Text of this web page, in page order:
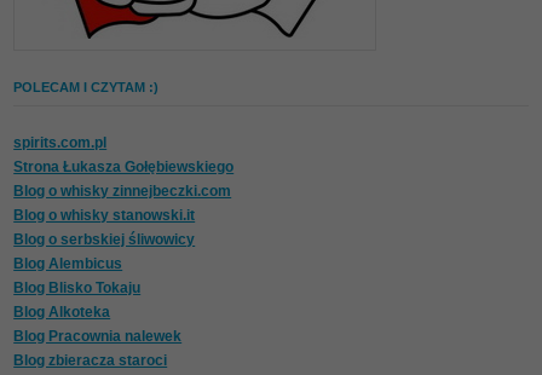
POLECAM I CZYTAM :)
spirits.com.pl
Strona Łukasza Gołębiewskiego
Blog o whisky zinnejbeczki.com
Blog o whisky stanowski.it
Blog o serbskiej śliwowicy
Blog Alembicus
Blog Blisko Tokaju
Blog Alkoteka
Blog Pracownia nalewek
Blog zbieracza staroci